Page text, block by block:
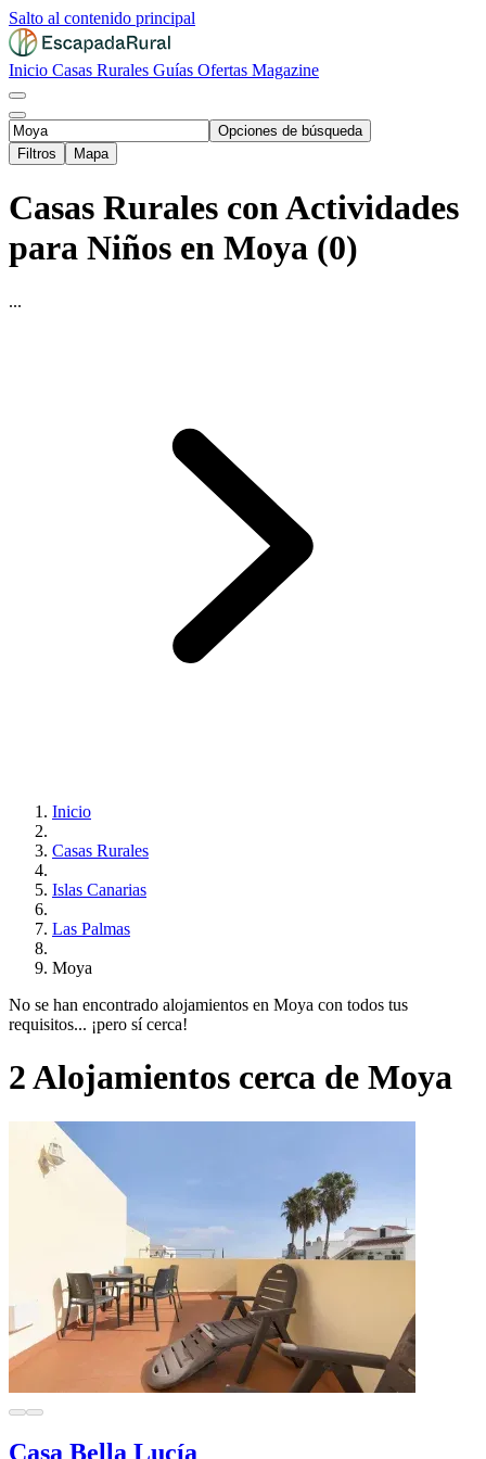
Salto al contenido principal
Inicio Casas Rurales Guías Ofertas Magazine
Opciones de búsqueda
Filtros
Mapa
Casas Rurales con Actividades
para Niños en Moya (0)
...
Inicio
Casas Rurales
Islas Canarias
Las Palmas
Moya
No se han encontrado alojamientos en Moya con todos tus
requisitos... ¡pero sí cerca!
2 Alojamientos cerca de Moya
Casa Bella Lucía